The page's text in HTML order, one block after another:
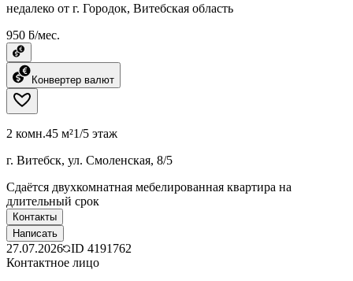
недалеко от г. Городок, Витебская область
950 ƃ/мес.
Конвертер валют
2 комн.45 м²1/5 этаж
г. Витебск, ул. Смоленская, 8/5
Сдаётся двухкомнатная мебелированная квартира на
длительный срок
Контакты
Написать
27.07.2026 ID 4191762
Контактное лицо